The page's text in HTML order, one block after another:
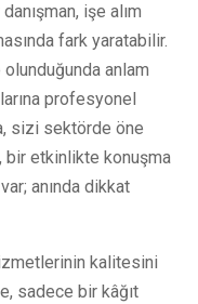
işe alım
fark yaratabilir.
anlam
profesyonel
sizi sektörde öne
bir etkinlikte konuşma
anında dikkat
kalitesini
sadece bir kâğıt